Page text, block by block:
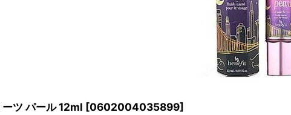
ツ パール 12ml [0602004035899]